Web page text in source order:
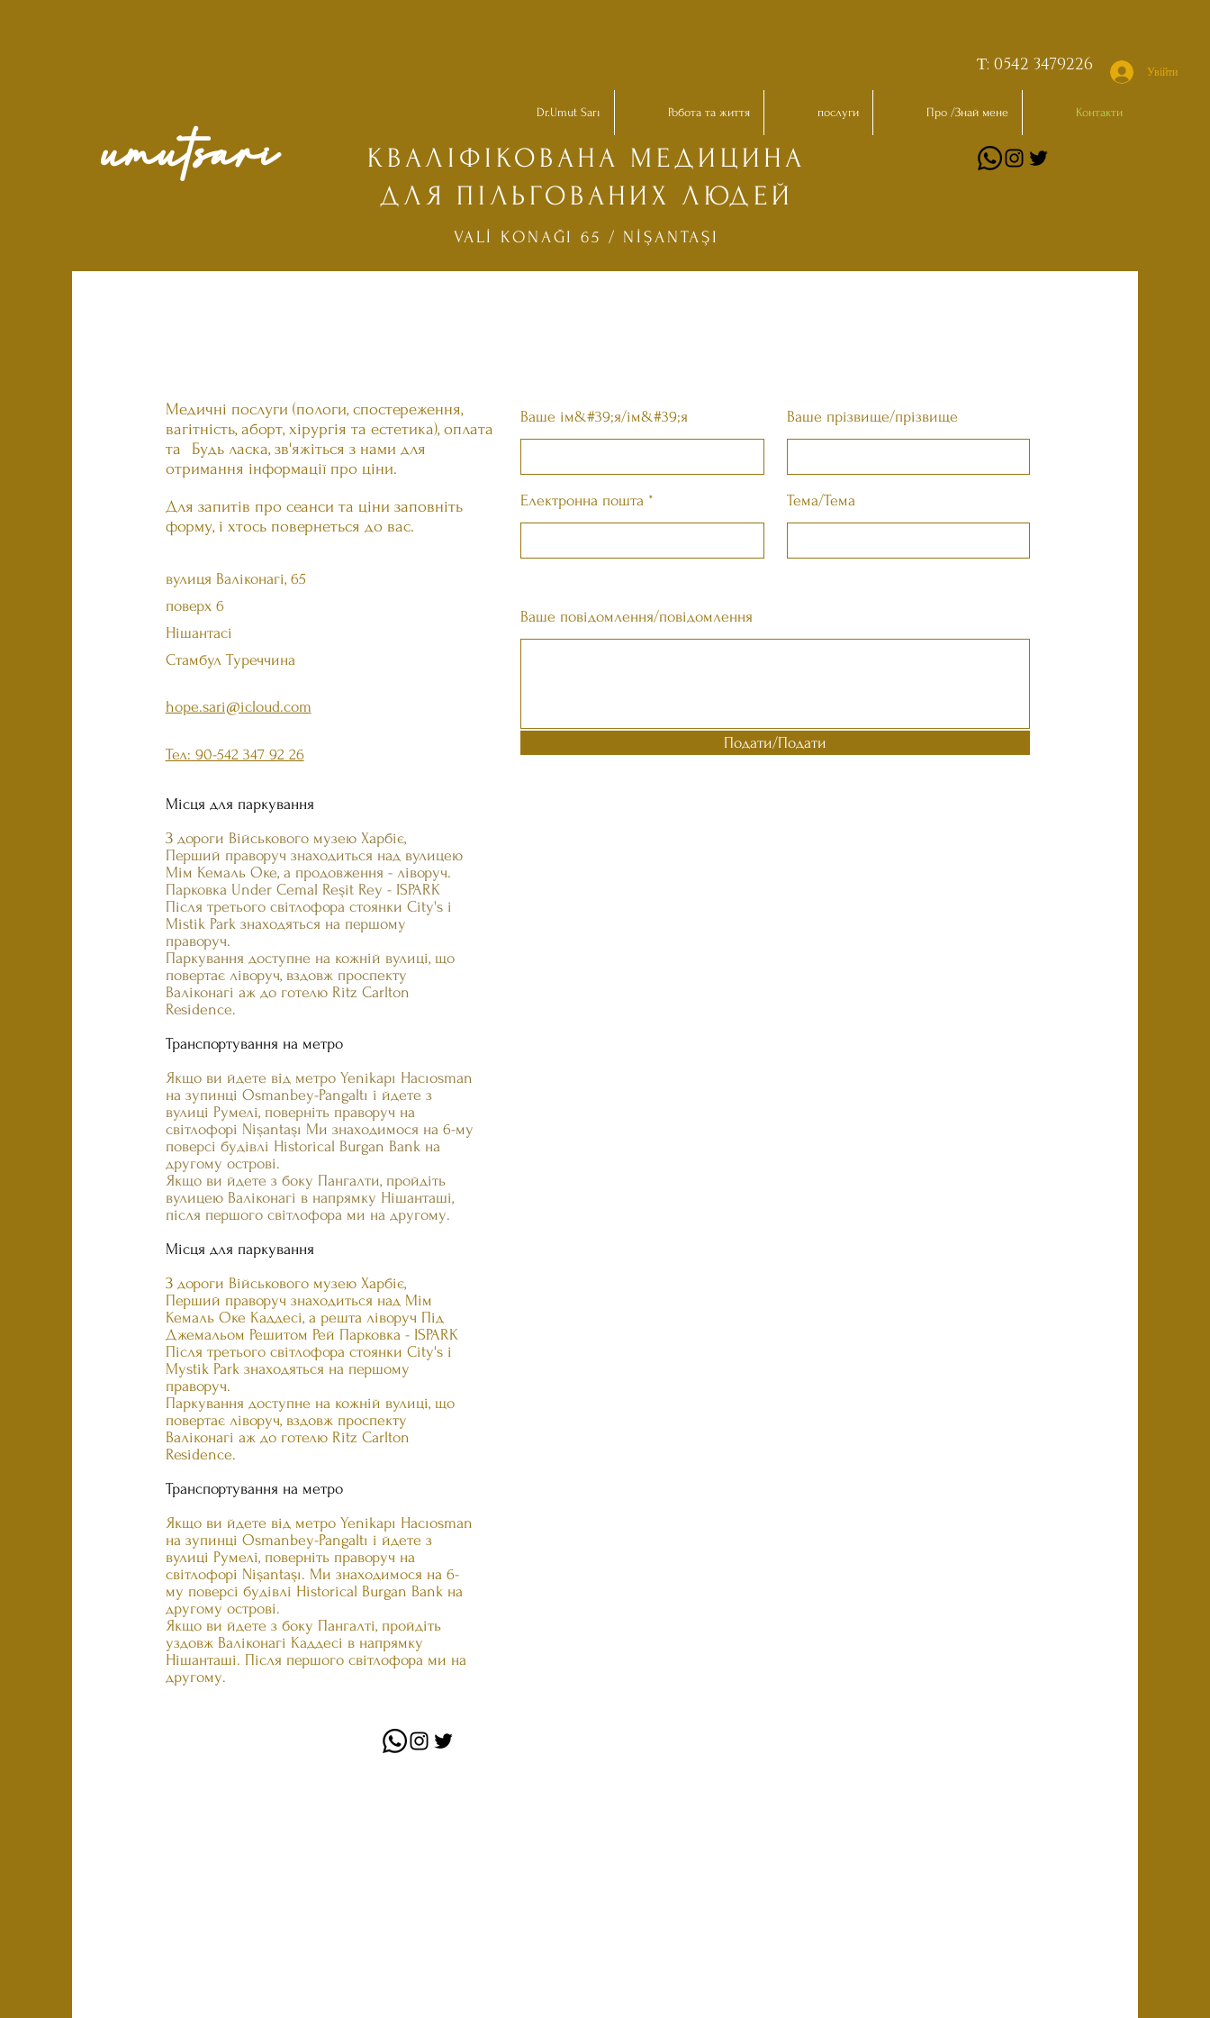
umutsari
Увійти
Т: 0542 3479226
Dr.Umut Sarı Робота та життя послуги Про /Знай мене Контакти
КВАЛІФІКОВАНА МЕДИЦИНА
ДЛЯ ПІЛЬГОВАНИХ ЛЮДЕЙ
VALİ KONAĞI 65 / NİŞANTAŞI
Медичні послуги (пологи, спостереження,
вагітність, аборт, хірургія та естетика), оплата
та
Будь ласка, зв'яжіться з нами для
отримання інформації про ціни.
Для запитів про сеанси та ціни заповніть
форму, і хтось повернеться до вас.
вулиця Валіконагі, 65
поверх 6
Нішантасі
Стамбул Туреччина
hope.sari@icloud.com
Тел: 90-542 347 92 26
Місця для паркування
З дороги Військового музею Харбіє,
Перший праворуч знаходиться над вулицею
Мім Кемаль Оке, а продовження - ліворуч.
Парковка Under Cemal Reşit Rey - ISPARK
Після третього світлофора стоянки City's і
Mistik Park знаходяться на першому
праворуч.
Паркування доступне на кожній вулиці, що
повертає ліворуч, вздовж проспекту
Валіконагі аж до готелю Ritz Carlton
Residence.
Транспортування на метро
Якщо ви йдете від метро Yenikapı Hacıosman
на зупинці Osmanbey-Pangaltı і йдете з
вулиці Румелі, поверніть праворуч на
світлофорі Nişantaşı Ми знаходимося на 6-му
поверсі будівлі Historical Burgan Bank на
другому острові.
Якщо ви йдете з боку Пангалти, пройдіть
вулицею Валіконагі в напрямку Нішанташі,
після першого світлофора ми на другому.
Місця для паркування
З дороги Військового музею Харбіє,
Перший праворуч знаходиться над Мім
Кемаль Оке Каддесі, а решта ліворуч Під
Джемальом Решитом Рей Парковка - ISPARK
Після третього світлофора стоянки City's і
Mystik Park знаходяться на першому
праворуч.
Паркування доступне на кожній вулиці, що
повертає ліворуч, вздовж проспекту
Валіконагі аж до готелю Ritz Carlton
Residence.
Транспортування на метро
Якщо ви йдете від метро Yenikapı Hacıosman
на зупинці Osmanbey-Pangaltı і йдете з
вулиці Румелі, поверніть праворуч на
світлофорі Nişantaşı. Ми знаходимося на 6-
му поверсі будівлі Historical Burgan Bank на
другому острові.
Якщо ви йдете з боку Пангалті, пройдіть
уздовж Валіконагі Каддесі в напрямку
Нішанташі. Після першого світлофора ми на
другому.
Ваше ім&#39;я/ім&#39;я Ваше прізвище/прізвище
Електронна пошта Тема/Тема
Ваше повідомлення/повідомлення
Подати/Подати